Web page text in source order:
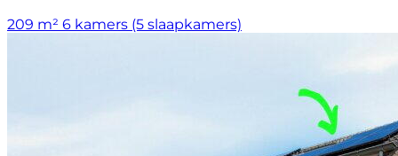
209 m² 6 kamers (5 slaapkamers)